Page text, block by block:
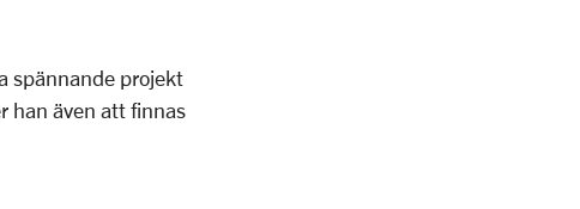
spännande projekt
han även att finnas